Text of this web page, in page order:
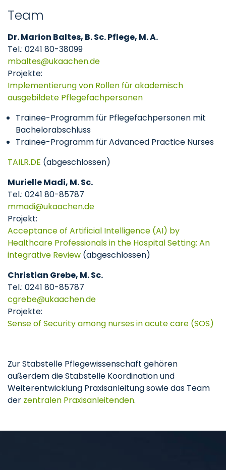
Team
Dr. Marion Baltes, B. Sc. Pflege, M. A.
Tel.: 0241 80-38099
mbaltes
ukaachende
Projekte:
Implementierung von Rollen für akademisch
ausgebildete Pflegefachpersonen
Trainee-Programm für Pflegefachpersonen mit
Bachelorabschluss
Trainee-Programm für Advanced Practice Nurses
TAILR.DE (abgeschlossen)
Murielle Madi, M. Sc.
Tel.: 0241 80-85787
mmadi
ukaachende
Projekt:
Acceptance of Artificial Intelligence (AI) by
Healthcare Professionals in the Hospital Setting: An
integrative Review (abgeschlossen)
Christian Grebe, M. Sc.
Tel.: 0241 80-85787
cgrebe
ukaachende
Projekte:
Sense of Security among nurses in acute care (SOS)
Zur Stabstelle Pflegewissenschaft gehören
außerdem die Stabstelle Koordination und
Weiterentwicklung Praxisanleitung sowie das Team
der zentralen Praxisanleitenden.